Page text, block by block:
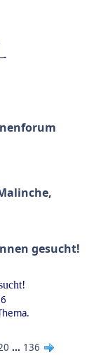
,
gesucht!
... 136